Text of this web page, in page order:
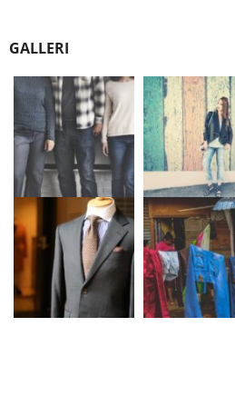
GALLERI